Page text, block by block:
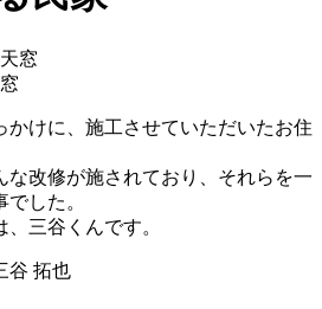
けに、施工させていただいたお住
改修が施されており、それらを一
した。
三谷くんです。
谷 拓也